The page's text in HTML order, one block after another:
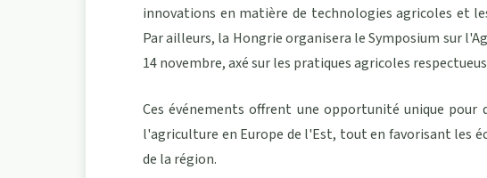
innovations en matière de technologies agricoles et
Par ailleurs, la Hongrie organisera le Symposium sur
14 novembre, axé sur les pratiques agricoles
Ces événements offrent une opportunité unique pour
l'agriculture en Europe de l'Est, tout en favorisant les
de la région.